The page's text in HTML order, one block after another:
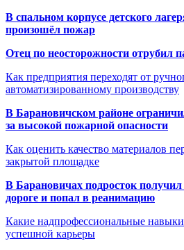
В спальном корпусе детского
произошёл пожар
Отец по неосторожности отрубил
Как предприятия переходят от
автоматизированному производству
В Барановичском районе
за высокой пожарной опасности
Как оценить качество материалов
закрытой площадке
В Барановичах подросток
дороге и попал в реанимацию
Какие надпрофессиональные навыки
успешной карьеры